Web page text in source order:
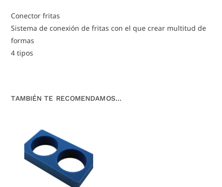
Conector fritas
Sistema de conexión de fritas con el que crear multitud de
formas
4 tipos
TAMBIÉN TE RECOMENDAMOS…